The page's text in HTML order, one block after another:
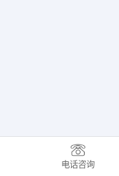
电话咨询